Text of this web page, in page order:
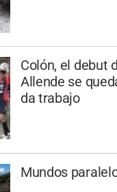
Colón, el debut
Allende se
da trabajo
Mundos